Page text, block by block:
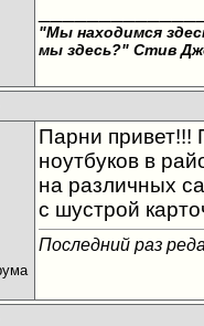
"Мы находимся
мы здесь?" Стив
Парни привет!!!
ноутбуков в
на различных
с шустрой
Последний раз